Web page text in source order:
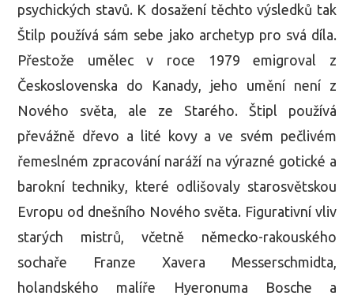
psychických stavů. K dosažení těchto výsledků tak
Štilp používá sám sebe jako archetyp pro svá díla.
Přestože umělec v roce 1979 emigroval z
Československa do Kanady, jeho umění není z
Nového světa, ale ze Starého. Štipl používá
převážně dřevo a lité kovy a ve svém pečlivém
řemeslném zpracování naráží na výrazné gotické a
barokní techniky, které odlišovaly starosvětskou
Evropu od dnešního Nového světa. Figurativní vliv
starých mistrů, včetně německo-rakouského
sochaře Franze Xavera Messerschmidta,
holandského malíře Hyeronuma Bosche a